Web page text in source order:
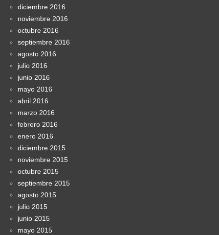
diciembre 2016
noviembre 2016
octubre 2016
septiembre 2016
agosto 2016
julio 2016
junio 2016
mayo 2016
abril 2016
marzo 2016
febrero 2016
enero 2016
diciembre 2015
noviembre 2015
octubre 2015
septiembre 2015
agosto 2015
julio 2015
junio 2015
mayo 2015